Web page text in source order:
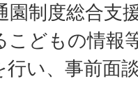
園制度総合支
こどもの情報
行い、事前面